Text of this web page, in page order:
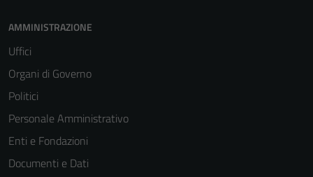
AMMINISTRAZIONE
Uffici
Organi di Governo
Politici
Personale Amministrativo
Enti e Fondazioni
Documenti e Dati